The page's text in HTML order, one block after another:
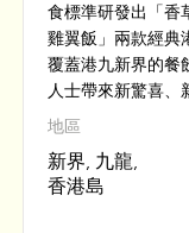
食標準研發出「香
雞翼飯」兩款經典
覆蓋港九新界的餐
人士帶來新驚喜、
​地區
新界, 九龍,
香港島